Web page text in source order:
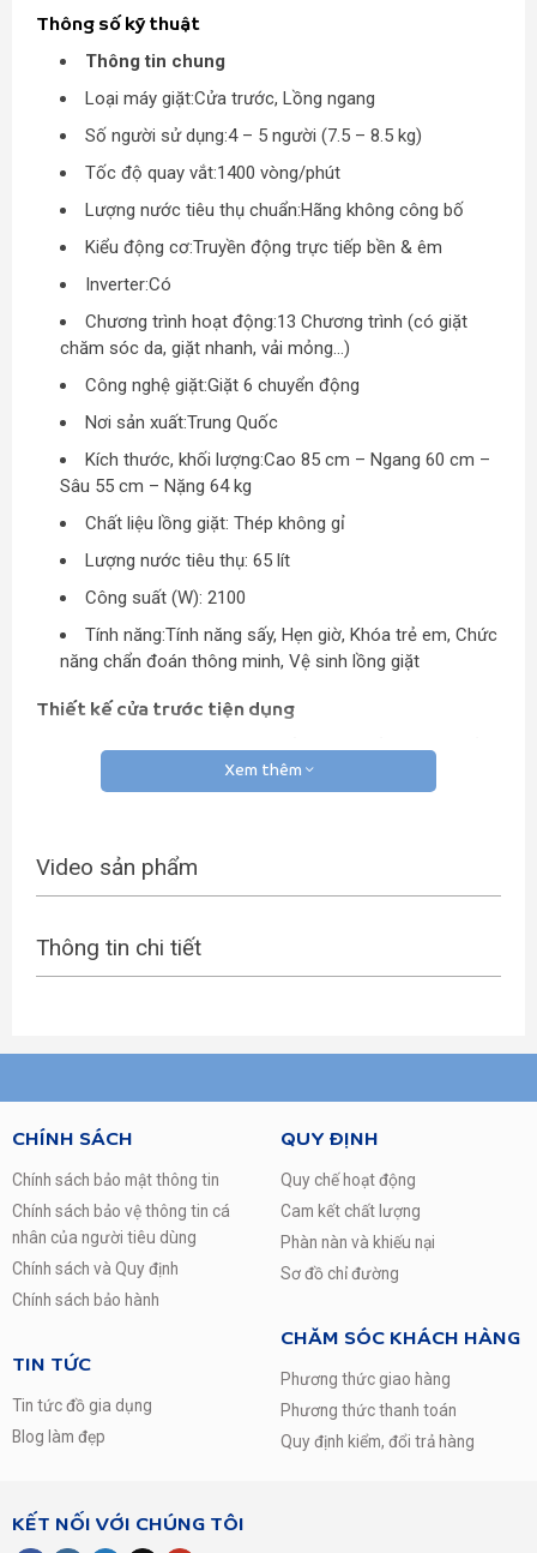
Thông số kỹ thuật
Thông tin chung
Loại máy giặt:Cửa trước, Lồng ngang
Số người sử dụng:4 – 5 người (7.5 – 8.5 kg)
Tốc độ quay vắt:1400 vòng/phút
Lượng nước tiêu thụ chuẩn:Hãng không công bố
Kiểu động cơ:Truyền động trực tiếp bền & êm
Inverter:Có
Chương trình hoạt động:13 Chương trình (có giặt
chăm sóc da, giặt nhanh, vải mỏng…)
Công nghệ giặt:Giặt 6 chuyển động
Nơi sản xuất:Trung Quốc
Kích thước, khối lượng:Cao 85 cm – Ngang 60 cm –
Sâu 55 cm – Nặng 64 kg
Chất liệu lồng giặt: Thép không gỉ
Lượng nước tiêu thụ: 65 lít
Công suất (W): 2100
Tính năng:Tính năng sấy, Hẹn giờ, Khóa trẻ em, Chức
năng chẩn đoán thông minh, Vệ sinh lồng giặt
Thiết kế cửa trước tiện dụng
Máy giặt LG WD-18600 được chế tạo từ chất liệu cao cấp,
giúp chống trầy xước cũng như chống ăn mòn hiệu quả.
Ngoài ra, thiết kế lồng giặt ngang cửa trước của máy còn
lên đến 7.5 kg vô cùng tiện dụng cho các hộ gia đình nhỏ
từ 3-4 người.
Công nghệ giặt 6 chuyển động
Máy giặt ứng dụng công nghệ giặt 6 Motion mới nhất từ LG
mang lại các bước giặt tối ưu, nhẹ nhàng chăm sóc từng
sợi vải. Công nghệ này hoạt động dựa theo việc mô phỏng
lại đôi tay người theo các bước giặt như: Chà xát – Quay –
Xem thêm
Video sản phẩm
Thông tin chi tiết
CHÍNH SÁCH
Chính sách bảo mật thông tin
Chính sách bảo vệ thông tin cá
nhân của người tiêu dùng
Chính sách và Quy định
Chính sách bảo hành
TIN TỨC
Tin tức đồ gia dụng
Blog làm đẹp
QUY ĐỊNH
Quy chế hoạt động
Cam kết chất lượng
Phàn nàn và khiếu nại
Sơ đồ chỉ đường
CHĂM SÓC KHÁCH HÀNG
Phương thức giao hàng
Phương thức thanh toán
Quy định kiểm, đổi trả hàng
KẾT NỐI VỚI CHÚNG TÔI